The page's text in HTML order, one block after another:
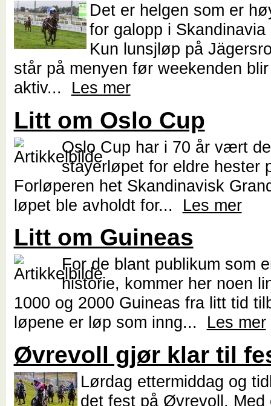
Det er helgen som er
for galopp i Skandinavia
Kun lunsjløp på
står på menyen før weekenden
aktiv... Les mer
Litt om Oslo Cup
Oslo Cup har i 70 år vært
stayerløpet for eldre hester
Forløperen het Skandinavisk
løpet ble avholdt for... Les mer
Litt om Guineas
For de blant publikum som
historie, kommer her noen
1000 og 2000 Guineas fra litt tid
løpene er løp som inng... Les mer
Øvrevoll gjør klar til
Lørdag ettermiddag og
det fest på Øvrevoll. Med